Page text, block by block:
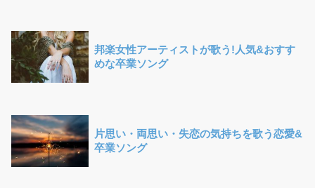
邦楽女性アーティストが歌う!人気&おすす
めな卒業ソング
片思い・両思い・失恋の気持ちを歌う恋愛&
卒業ソング